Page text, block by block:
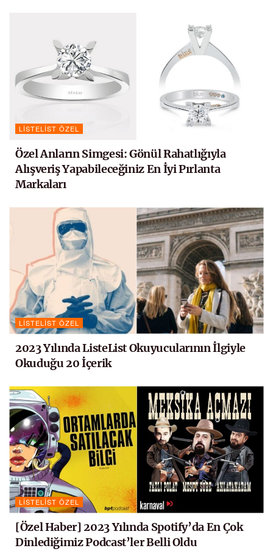
LISTELIST ÖZEL
Özel Anların Simgesi: Gönül Rahatlığıyla
Alışveriş Yapabileceğiniz En İyi Pırlanta
Markaları
LISTELIST ÖZEL
2023 Yılında ListeList Okuyucularının İlgiyle
Okuduğu 20 İçerik
LISTELIST ÖZEL
[Özel Haber] 2023 Yılında Spotify’da En Çok
Dinlediğimiz Podcast’ler Belli Oldu